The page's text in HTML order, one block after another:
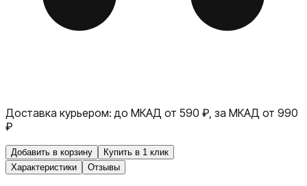
Доставка курьером: до МКАД от 590 ₽, за МКАД от 990
₽
Добавить в корзину
Купить в 1 клик
Характеристики
Отзывы